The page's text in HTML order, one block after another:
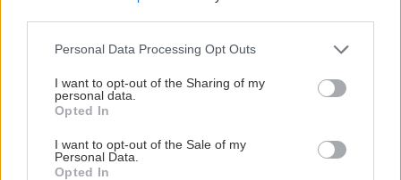
Please note that this website/app uses one or more Google
not limited to your visit or usage behaviour. You may click to
grant or deny consent to Google and its third-party tags to
use your data for below specified purposes in below Google
consent section.
Personal Data Processing Opt Outs
I want to opt-out of the Sharing of my
personal data.
Opted In
I want to opt-out of the Sale of my
Personal Data.
Opted In
Ταλίν, Εσθονία